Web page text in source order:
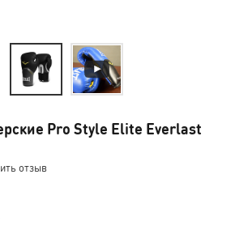
Pro Style Elite Everlast
отзыв